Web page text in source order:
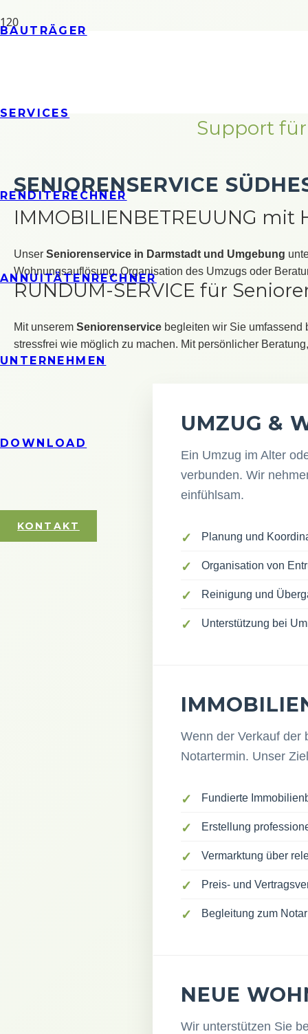
BAUTRÄGER
SERVICES
RENDITERECHNER
ANNUITÄTENRECHNER
UNTERNEHMEN
DOWNLOAD
KONTAKT
Support
SENIORENSERVICE
IMMOBILIENBETREUUNG mit
Unser Seniorenservice in Darmstadt und Umgebung
Wohnungsauflösung, Organisation des Umzugs oder
RUNDUM-SERVICE für
Mit unserem Seniorenservice begleiten wir Sie umfassend
stressfrei wie möglich zu machen. Mit persönlicher
UMZUG &
Ein Umzug im Alter
verbunden. Wir
einfühlsam.
Planung und
Organisation von
Reinigung und
Unterstützung bei
Wenn der Verkauf der
Notartermin. Unser
Fundierte
Erstellung
Vermarktung über
Preis- und
Begleitung zum Notar
NEUE
Wir unterstützen Sie